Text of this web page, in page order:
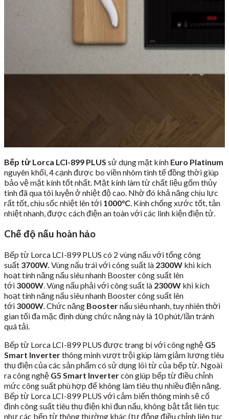
Bếp từ Lorca LCI-899 PLUS sử dụng mặt kính Euro Platinum
nguyên khối, 4 cạnh được bo viền nhôm tinh tế đồng thời giúp
bảo vệ mặt kính tốt nhất. Mặt kính làm từ chất liệu gốm thủy
tinh đã qua tôi luyện ở nhiệt độ cao. Nhờ đó khả năng chịu lực
rất tốt, chịu sốc nhiệt lên tới 1000°C. Kính chống xước tốt, tản
nhiệt nhanh, được cách điện an toàn với các linh kiện điện tử.
Chế độ nấu hoàn hảo
Bếp từ Lorca LCI-899 PLUS có 2 vùng nấu với tổng công
suất 3700W. Vùng nấu trái với công suất là 2300W khi kích
hoạt tính năng nấu siêu nhanh Booster công suất lên
tới 3000W . Vùng nấu phải với công suất là 2300W khi kích
hoạt tính năng nấu siêu nhanh Booster công suất lên
tới 3000W . Chức năng Boosternấu siêu nhanh, tuy nhiên thời
gian tối đa mặc định dùng chức năng này là 10 phút/lần tránh
quá tải.
Bếp từ Lorca LCI-899 PLUS được trang bị với công nghệ G5
Smart Inverterthông minh vượt trội giúp làm giảm lượng tiêu
thụ điện của các sản phẩm có sử dụng lõi từ của bếp từ. Ngoài
ra công nghệ G5 Smart Invertercòn giúp bếp từ điều chỉnh
mức công suất phù hợp để không làm tiêu thụ nhiều điện năng.
Bếp từ Lorca LCI-899 PLUS với cảm biến thông minh sẽ cố
định công suất tiêu thụ điện khi đun nấu, không bật tắt liên tục
như các bếp từ thông thường khác (tự động điều chỉnh liên tục